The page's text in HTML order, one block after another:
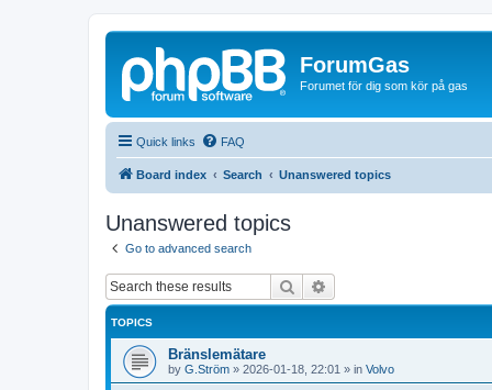
ForumGas
Forumet för dig som kör på gas
Quick links FAQ
Board index Search Unanswered topics
Unanswered topics
Go to advanced search
Search
TOPICS
Bränslemätare
by G.Ström » 2026-01-18, 22:01 » in Volvo